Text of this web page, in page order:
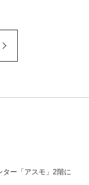
ー「アスモ」2階に